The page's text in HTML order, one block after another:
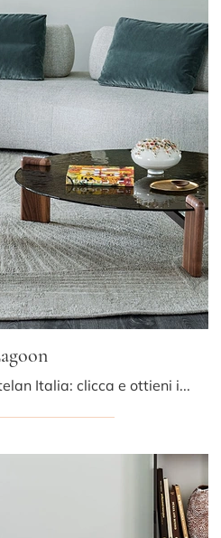
Tavolino Lagoon di Cattelan Italia: clicca e ottieni informazioni sui Complementi e tavolini moderni in vetro del noto e rinomato brand!